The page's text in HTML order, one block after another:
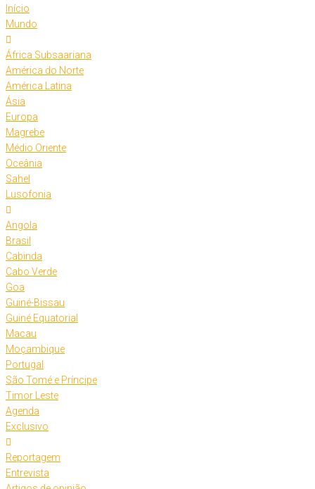
Início
Mundo
África Subsaariana
América do Norte
América Latina
Ásia
Europa
Magrebe
Médio Oriente
Oceânia
Sahel
Lusofonia
Angola
Brasil
Cabinda
Cabo Verde
Goa
Guiné-Bissau
Guiné Equatorial
Macau
Moçambique
Portugal
São Tomé e Príncipe
Timor Leste
Agenda
Exclusivo
Reportagem
Entrevista